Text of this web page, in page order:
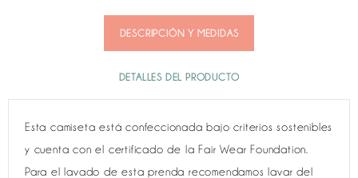
DESCRIPCIÓN Y MEDIDAS
DETALLES DEL PRODUCTO
Esta camiseta está confeccionada bajo criterios sostenibles
y cuenta con el certificado de la Fair Wear Foundation.
Para el lavado de esta prenda recomendamos lavar del